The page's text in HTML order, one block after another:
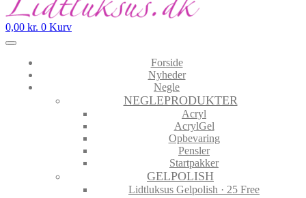
0,00 kr. 0 Kurv
Forside
Nyheder
Negle
NEGLEPRODUKTER
Acryl
AcrylGel
Opbevaring
Pensler
Startpakker
GELPOLISH
Lidtluksus Gelpolish · 25 Free